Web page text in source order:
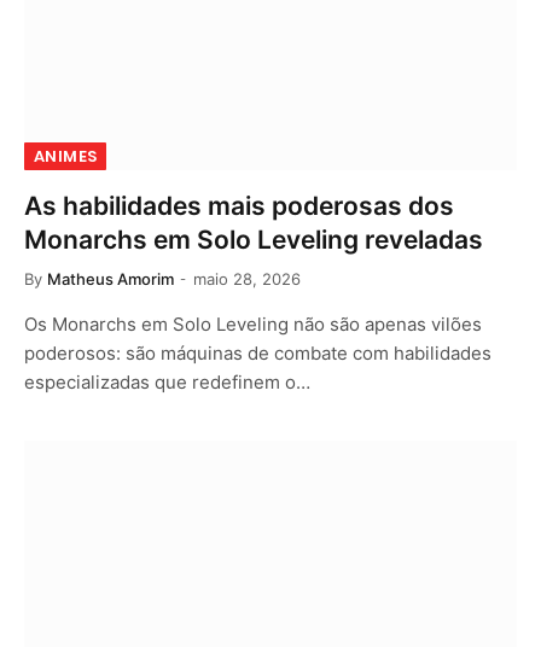
ANIMES
As habilidades mais poderosas dos
Monarchs em Solo Leveling reveladas
By Matheus Amorim maio 28, 2026
Os Monarchs em Solo Leveling não são apenas vilões
poderosos: são máquinas de combate com habilidades
especializadas que redefinem o…